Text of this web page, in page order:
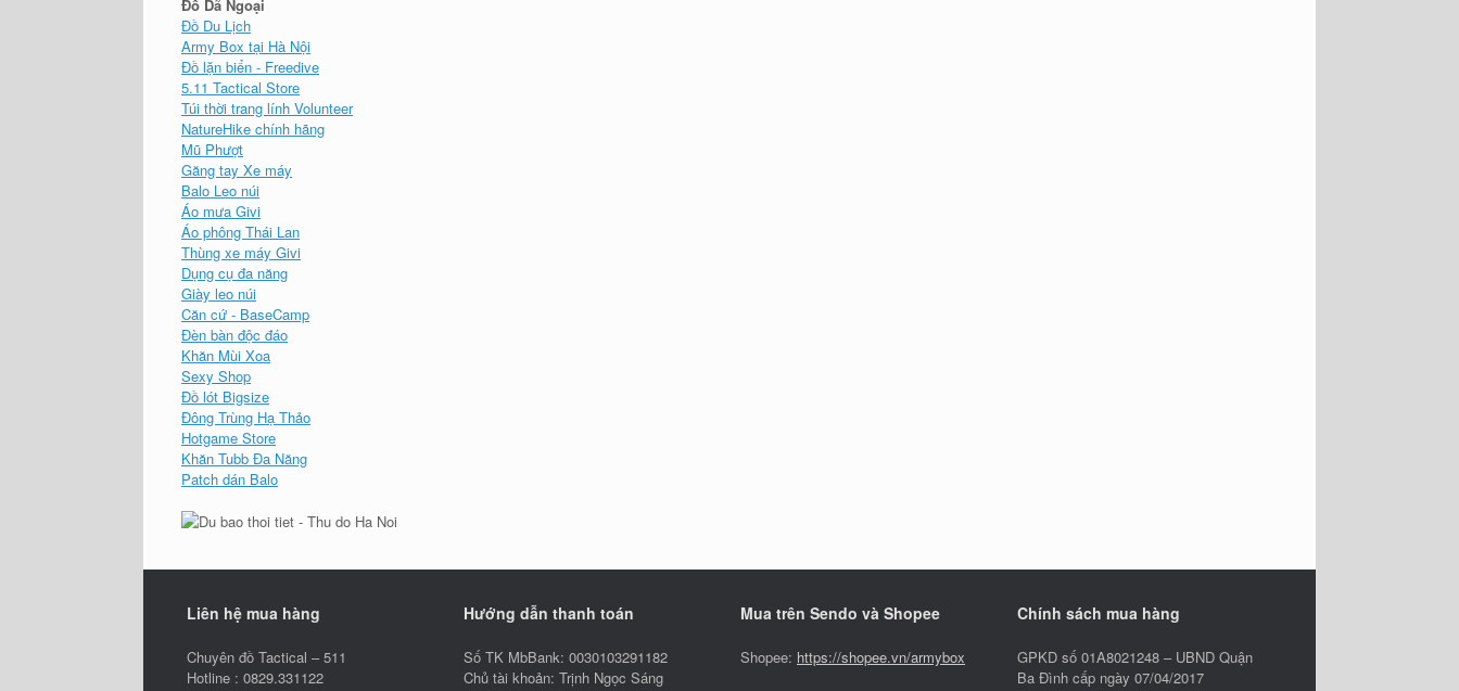
Đồ Dã Ngoại
Đồ Du Lịch
Army Box tại Hà Nội
Đồ lặn biển - Freedive
5.11 Tactical Store
Túi thời trang lính Volunteer
NatureHike chính hãng
Mũ Phượt
Găng tay Xe máy
Balo Leo núi
Áo mưa Givi
Áo phông Thái Lan
Thùng xe máy Givi
Dụng cụ đa năng
Giày leo núi
Căn cứ - BaseCamp
Đèn bàn độc đáo
Khăn Mùi Xoa
Sexy Shop
Đồ lót Bigsize
Đông Trùng Hạ Thảo
Hotgame Store
Khăn Tubb Đa Năng
Patch dán Balo
Liên hệ mua hàng
Chuyên đồ Tactical – 511
Hotline : 0829.331122
Hướng dẫn thanh toán
Số TK MbBank: 0030103291182
Chủ tài khoản: Trịnh Ngọc Sáng
Mua trên Sendo và Shopee
Shopee: https://shopee.vn/armybox
Chính sách mua hàng
GPKD số 01A8021248 – UBND Quận
Ba Đình cấp ngày 07/04/2017